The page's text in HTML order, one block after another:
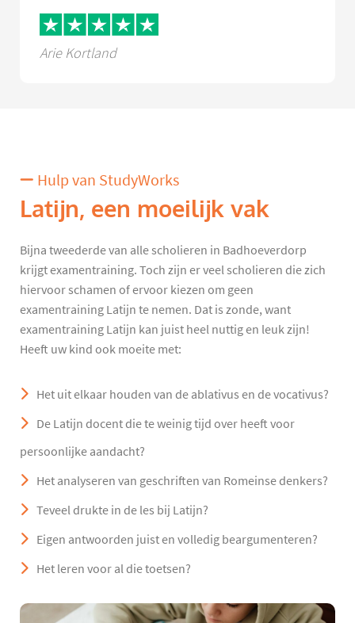
Arie Kortland
Hulp van StudyWorks
Latijn, een moeilijk vak
Bijna tweederde van alle scholieren in Badhoeverdorp
krijgt examentraining. Toch zijn er veel scholieren die zich
hiervoor schamen of ervoor kiezen om geen
examentraining Latijn te nemen. Dat is zonde, want
examentraining Latijn kan juist heel nuttig en leuk zijn!
Heeft uw kind ook moeite met:
Het uit elkaar houden van de ablativus en de vocativus?
De Latijn docent die te weinig tijd over heeft voor
persoonlijke aandacht?
Het analyseren van geschriften van Romeinse denkers?
Teveel drukte in de les bij Latijn?
Eigen antwoorden juist en volledig beargumenteren?
Het leren voor al die toetsen?